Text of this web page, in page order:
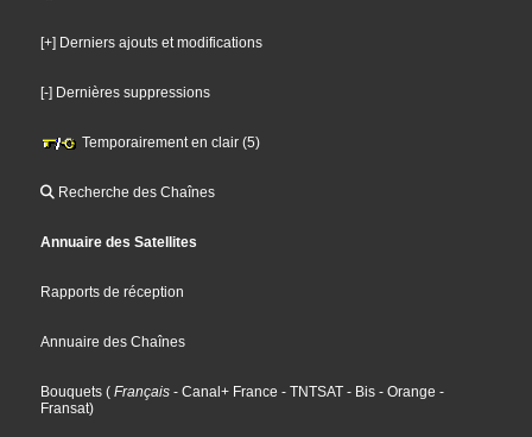
[+] Derniers ajouts et modifications
[-] Dernières suppressions
Temporairement en clair (5)
Recherche des Chaînes
Annuaire des Satellites
Rapports de réception
Annuaire des Chaînes
Bouquets ( Français - Canal+ France - TNTSAT - Bis - Orange -
Fransat)